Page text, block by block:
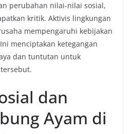
perubahan nilai-nilai sosial,
kritik. Aktivis lingkungan
mempengaruhi kebijakan
menciptakan ketegangan
dan tuntutan untuk
dan
Ayam di